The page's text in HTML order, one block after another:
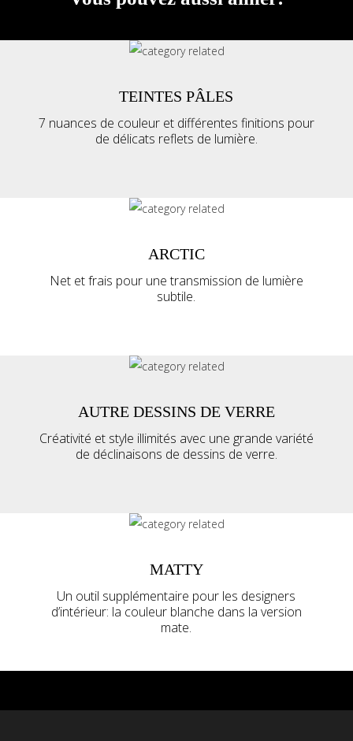
TEINTES PÂLES
7 nuances de couleur et différentes finitions pour
de délicats reflets de lumière.
ARCTIC
Net et frais pour une transmission de lumière
subtile.
AUTRE DESSINS DE VERRE
Créativité et style illimités avec une grande variété
de déclinaisons de dessins de verre.
MATTY
Un outil supplémentaire pour les designers
d’intérieur: la couleur blanche dans la version
mate.